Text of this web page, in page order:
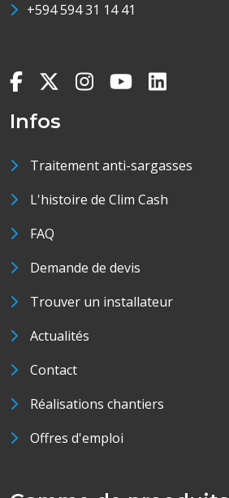
+594 594 31 14 41
Infos
Traitement anti-sargasses
L'histoire de Clim Cash
FAQ
Demande de devis
Trouver un installateur
Actualités
Contact
Réalisations chantiers
Offres d'emploi